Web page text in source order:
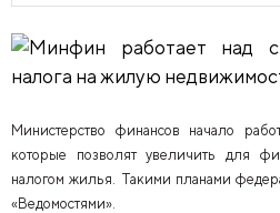
Министерство финансов начало
которые позволят увеличить для
налогом жилья. Такими планами
«Ведомостями».